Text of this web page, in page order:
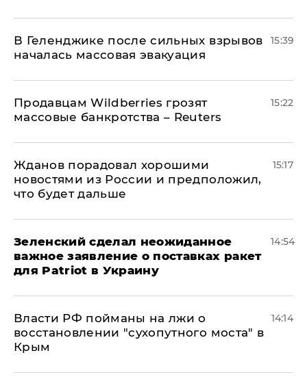
В Геленджике после сильных взрывов
началась массовая эвакуация
15:39
Продавцам Wildberries грозят
массовые банкротства – Reuters
15:22
Жданов порадовал хорошими
новостями из России и предположил,
что будет дальше
15:17
Зеленский сделал неожиданное
важное заявление о поставках ракет
для Patriot в Украину
14:54
Власти РФ пойманы на лжи о
восстановлении "сухопутного моста" в
Крым
14:14